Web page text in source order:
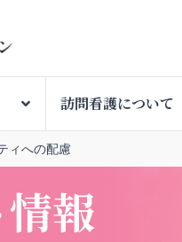
訪問看護について
ィへの配慮
報